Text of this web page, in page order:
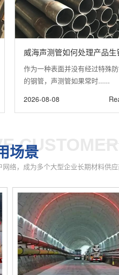
作为一种表面并没有经过特殊
的钢管，声测管如果常时......
2026-08-08
场景
络，成为多个大型企业长期材料供